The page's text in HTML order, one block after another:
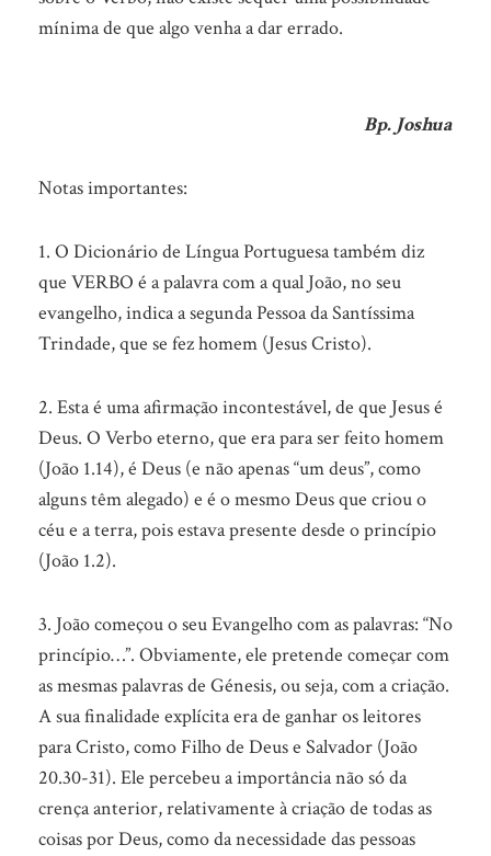
mínima de que algo venha a dar errado.
Bp. Joshua
Notas importantes:
1. O Dicionário de Língua Portuguesa também diz
que VERBO é a palavra com a qual João, no seu
evangelho, indica a segunda Pessoa da Santíssima
Trindade, que se fez homem (Jesus Cristo).
2. Esta é uma afirmação incontestável, de que Jesus é
Deus. O Verbo eterno, que era para ser feito homem
(João 1.14), é Deus (e não apenas “um deus”, como
alguns têm alegado) e é o mesmo Deus que criou o
céu e a terra, pois estava presente desde o princípio
(João 1.2).
3. João começou o seu Evangelho com as palavras: “No
princípio…”. Obviamente, ele pretende começar com
as mesmas palavras de Génesis, ou seja, com a criação.
A sua finalidade explícita era de ganhar os leitores
para Cristo, como Filho de Deus e Salvador (João
20.30-31). Ele percebeu a importância não só da
crença anterior, relativamente à criação de todas as
coisas por Deus, como da necessidade das pessoas